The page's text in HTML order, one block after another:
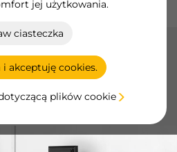
jej użytkowania.
ciasteczka
akceptuję cookies.
plików cookie
vintage firmy Emuca łączą
do dodania eleganckiego i
mebli.